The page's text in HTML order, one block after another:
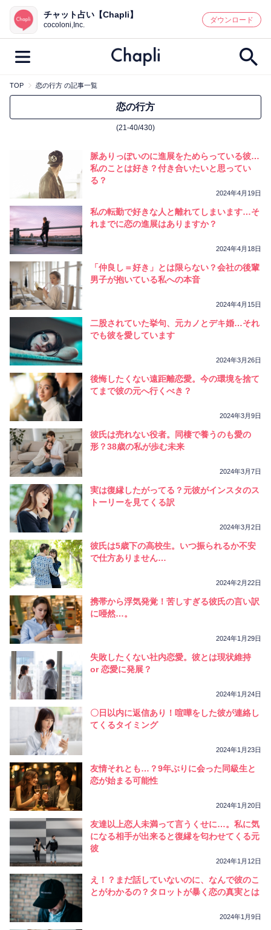
鑑定記事・占い師検索
最新記事一覧
カテゴリー別
鑑定 占い師
キーワード別
彼の気持ち 恋の行方 時期
今週の運勢
相性 復縁 連絡
チャット占い【Chapli】
cocoloni,Inc.
ダウンロード
TOP 恋の行方 の記事一覧
恋の行方
(21-40/430)
脈ありっぽいのに進展をためらっている彼…
私のことは好き？付き合いたいと思ってい
る？
2024年4月19日
私の転勤で好きな人と離れてしまいます…そ
れまでに恋の進展はありますか？
2024年4月18日
「仲良し＝好き」とは限らない？会社の後輩
男子が抱いている私への本音
2024年4月15日
二股されていた挙句、元カノとデキ婚…それ
でも彼を愛しています
2024年3月26日
後悔したくない遠距離恋愛。今の環境を捨て
てまで彼の元へ行くべき？
2024年3月9日
彼氏は売れない役者。同棲で養うのも愛の
形？38歳の私が歩む未来
2024年3月7日
実は復縁したがってる？元彼がインスタのス
トーリーを見てくる訳
2024年3月2日
彼氏は5歳下の高校生。いつ振られるか不安
で仕方ありません…
2024年2月22日
携帯から浮気発覚！苦しすぎる彼氏の言い訳
に唖然…。
2024年1月29日
失敗したくない社内恋愛。彼とは現状維持
or 恋愛に発展？
2024年1月24日
〇日以内に返信あり！喧嘩をした彼が連絡し
てくるタイミング
2024年1月23日
友情それとも…？9年ぶりに会った同級生と
恋が始まる可能性
2024年1月20日
友達以上恋人未満って言うくせに…。私に気
になる相手が出来ると復縁を匂わせてくる元
彼
2024年1月12日
え！？まだ話していないのに、なんで彼のこ
とがわかるの？タロットが暴く恋の真実とは
2024年1月9日